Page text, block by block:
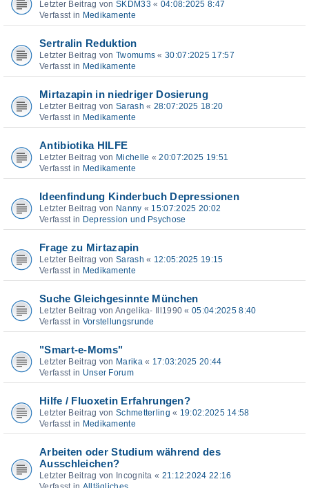
Letzter Beitrag von SKDM33 « 04:08:2025 8:47
Verfasst in Medikamente
Sertralin Reduktion
Letzter Beitrag von Twomums «30:07:2025 17:57
Verfasst in Medikamente
Mirtazapin in niedriger Dosierung
Letzter Beitrag von Sarash « 28:07:2025 18:20
Verfasst in Medikamente
Antibiotika HILFE
Letzter Beitrag von Michelle «20:07:2025 19:51
Verfasst in Medikamente
Ideenfindung Kinderbuch Depressionen
Letzter Beitrag von Nanny « 15:07:2025 20:02
Verfasst in Depression und Psychose
Frage zu Mirtazapin
Letzter Beitrag von Sarash « 12:05:2025 19:15
Verfasst in Medikamente
Suche Gleichgesinnte München
Letzter Beitrag vonAngelika- Ill1990 «05:04:2025 8:40
Verfasst in Vorstellungsrunde
"Smart-e-Moms"
Letzter Beitrag von Marika« 17:03:2025 20:44
Verfasst in Unser Forum
Hilfe / Fluoxetin Erfahrungen?
Letzter Beitrag von Schmetterling « 19:02:2025 14:58
Verfasst in Medikamente
Arbeiten oder Studium während des
Ausschleichen?
Letzter Beitrag von Incognita « 21:12:2024 22:16